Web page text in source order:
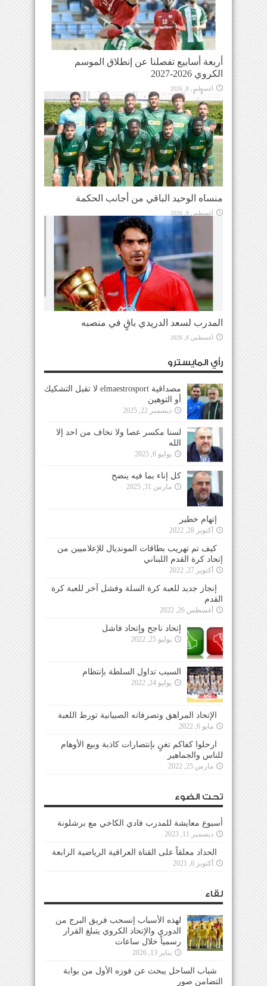
أربعة أسابيع تفصلنا عن إنطلاق الموسم
الكروي 2026-2027
أغسطس 8, 2026
منساه الوحيد الباقي من أجانب الحكمة
أغسطس 8, 2026
المدرب لسعد الدريدي باقٍ في منصبه
أغسطس 8, 2026
رأي المايسترو
مصداقية elmaestrosport لا تقبل التشكيك
أو التوهين
ديسمبر 22, 2025
لسنا مكسر عصا ولا نخاف من احد إلا
الله
يوليو 6, 2025
كل إناء بما فيه ينضح
مارس 31, 2025
إتهام خطير
أكتوبر 28, 2022
كيف تم تهريب بطاقات المونديال للإعلاميين من
إتحاد كرة القدم اللبناني
أكتوبر 27, 2022
إنجاز جديد للعبة كرة السلة وفشل آخر للعبة كرة
القدم
أغسطس 26, 2022
إتحاد ناجح وإتحاد فاشل
يوليو 25, 2022
السبب تداول السلطة بإنتظام
يوليو 24, 2022
الإتحاد المراهق وتصرفاته الصبيانية تورط اللعبة
مايو 6, 2022
ارحلوا كفاكم تغنٍ بإنتصارات كاذبة وبيع الأوهام
للناس والجماهير
مارس 25, 2022
تحت الضوء
أسبوع معايشة للمدرب فادي الكاخي مع برشلونة
ديسمبر 11, 2023
الحداد معلقاً على القناة العراقية الرياضية الرابعة
أكتوبر 6, 2021
لقاء
لهذه الأسباب إنسحب فريق البرج من
الدوري والإتحاد الكروي يتبلغ القرار
رسمياً خلال ساعات
يناير 13, 2026
شباب الساحل يبحث عن فوزه الأول من بوابة
التضامن صور